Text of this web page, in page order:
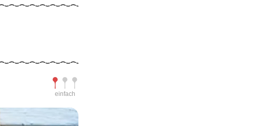
Schwierigkeit
einfach